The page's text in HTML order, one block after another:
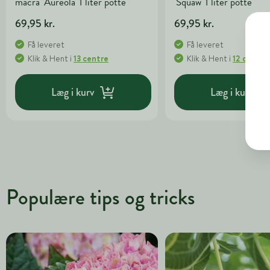
69,95 kr.
Få leveret
Klik & Hent i 13 centre
Læg i kurv
69,95 kr.
Få leveret
Klik & Hent i12 centre
Læg i kurv
Populære tips og tricks